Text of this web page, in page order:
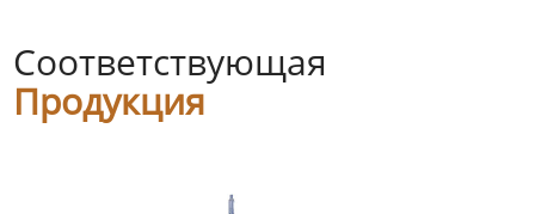
Соответствующая
Продукция